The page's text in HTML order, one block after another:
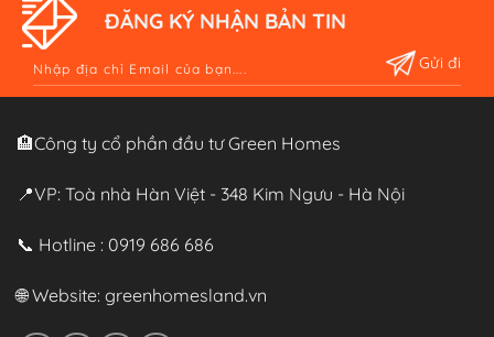
ĐĂNG KÝ NHẬN BẢN TIN
Alternative:
🏨Công ty cổ phần đầu tư Green Homes
📍VP: Toà nhà Hàn Việt - 348 Kim Ngưu - Hà Nội
📞 Hotline : 0919 686 686
🌐 Website: greenhomesland.vn